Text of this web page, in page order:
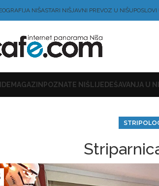
NIŠASTARI NIŠJAVNI PREVOZ U NIŠU
MAGAZIN POZNATE NIŠLIJE DEŠAVANJA U